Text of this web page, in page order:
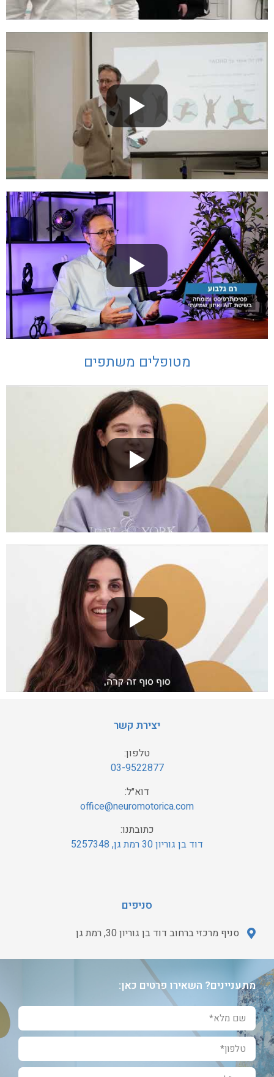
מטופלים משתפים
יצירת קשר
טלפון:
03-9522877
דוא״ל:
office@neuromotorica.com
כתובתנו:
דוד בן גוריון 30 רמת גן
, 5257348
סניפים
סניף מרכזי ברחוב דוד בן גוריון 30, רמת גן
מתעניינים? השאירו פרטים כאן: